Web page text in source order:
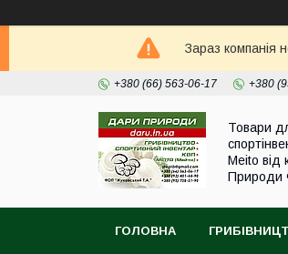
Зараз компанія
+380 (66) 563-06-17 +380
Товари
Meito від
Природи
ГОЛОВНА